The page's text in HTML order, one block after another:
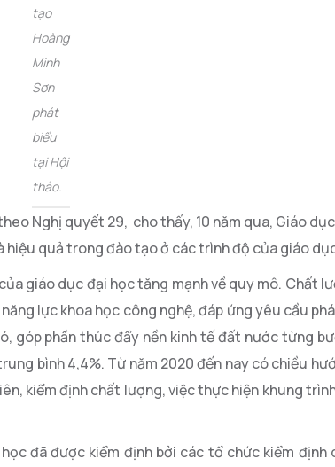
tạo
Hoàng
Minh
Sơn
phát
biểu
tại Hội
thảo.
Nghị quyết 29, cho thấy, 10 năm qua, Giáo
quả trong đào tạo ở các trình độ của giáo
giáo dục đại học tăng mạnh về quy mô. Chất
lực khoa học công nghệ, đáp ứng yêu cầu
góp phần thúc đẩy nền kinh tế đất nước từng
bình 4,4%. Từ năm 2020 đến nay có chiều
kiểm định chất lượng, việc thực hiện khung
đã được kiểm định bởi các tổ chức kiểm định